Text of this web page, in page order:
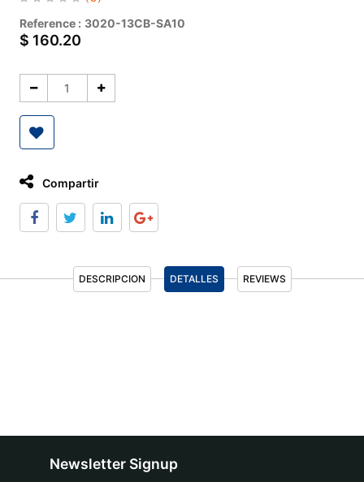
Reference : 3020-13CB-SA10
$ 160.20
Compartir
DESCRIPCION DETALLES REVIEWS
Newsletter Signup